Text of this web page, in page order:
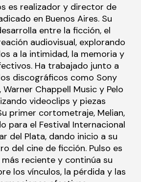
es realizador y director de
en Buenos Aires. Su
entre la ficción, el
audiovisual, explorando
a la intimidad, la memoria y
Ha trabajado junto a
discográficos como Sony
Chappell Music y Pelo
videoclips y piezas
primer cortometraje, Melian,
para el Festival Internacional
del Plata, dando inicio a su
del cine de ficción. Pulso es
reciente y continúa su
los vínculos, la pérdida y las